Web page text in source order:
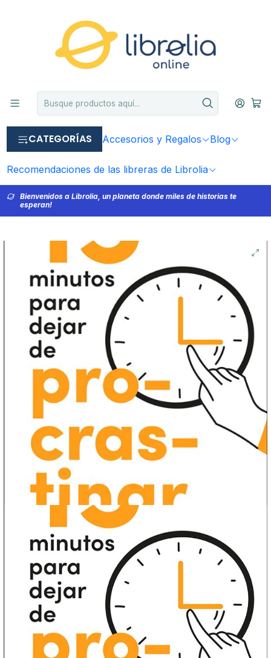
CATEGORÍAS Accesorios y Regalos Blog
Recomendaciones de las libreras de Librolia
Bienvenidos a Librolia, un planeta donde miles de historias te
esperan!